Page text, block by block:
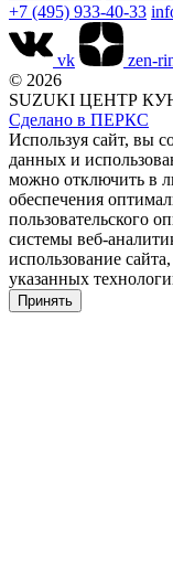
+7 (495) 933-40-33
vk zen-
© 2026
SUZUKI ЦЕНТР
Сделано в ПЕРКС
Используя сайт, вы
данных и
можно отключить в
обеспечения
пользовательского
системы веб-
использование
указанных
Принять